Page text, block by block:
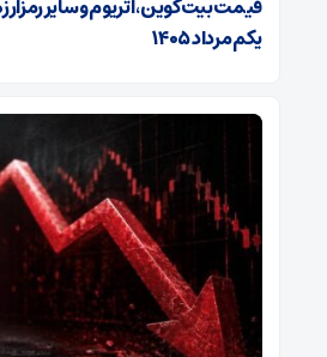
قیمت بیت‌کوین، اتریوم و سایر
یکم مرداد ۱۴۰۵